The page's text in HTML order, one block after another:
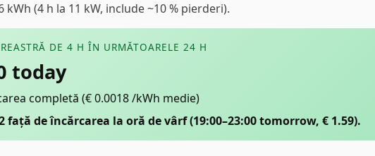
kWh (4 h la 11 kW, include ~10 % pierderi).
DE 4 H ÎN URMĂTOARELE 24 H
today
completă (€ 0.0018 /kWh medie)
față de încărcarea la oră de vârf (19:00–23:00 tomorrow, € 1.59).